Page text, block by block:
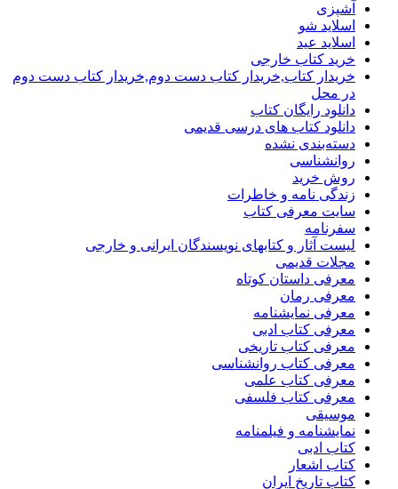
آشپزی
اسلاید شو
اسلاید عید
خرید کتاب خارجی
خریدار کتاب,خریدار کتاب دست دوم,خریدار کتاب دست دوم
در محل
دانلود رایگان کتاب
دانلود کتاب های درسی قدیمی
دسته‌بندی نشده
روانشناسی
روش خرید
زندگی نامه و خاطرات
سایت معرفی کتاب
سفرنامه
لیست آثار و کتابهای نویسندگان ایرانی و خارجی
مجلات قدیمی
معرفی داستان کوتاه
معرفی رمان
معرفی نمایشنامه
معرفی کتاب ادبی
معرفی کتاب تاریخی
معرفی کتاب روانشناسی
معرفی کتاب علمی
معرفی کتاب فلسفی
موسیقی
نمایشنامه و فیلمنامه
کتاب ادبی
کتاب اشعار
کتاب تاریخ ایران